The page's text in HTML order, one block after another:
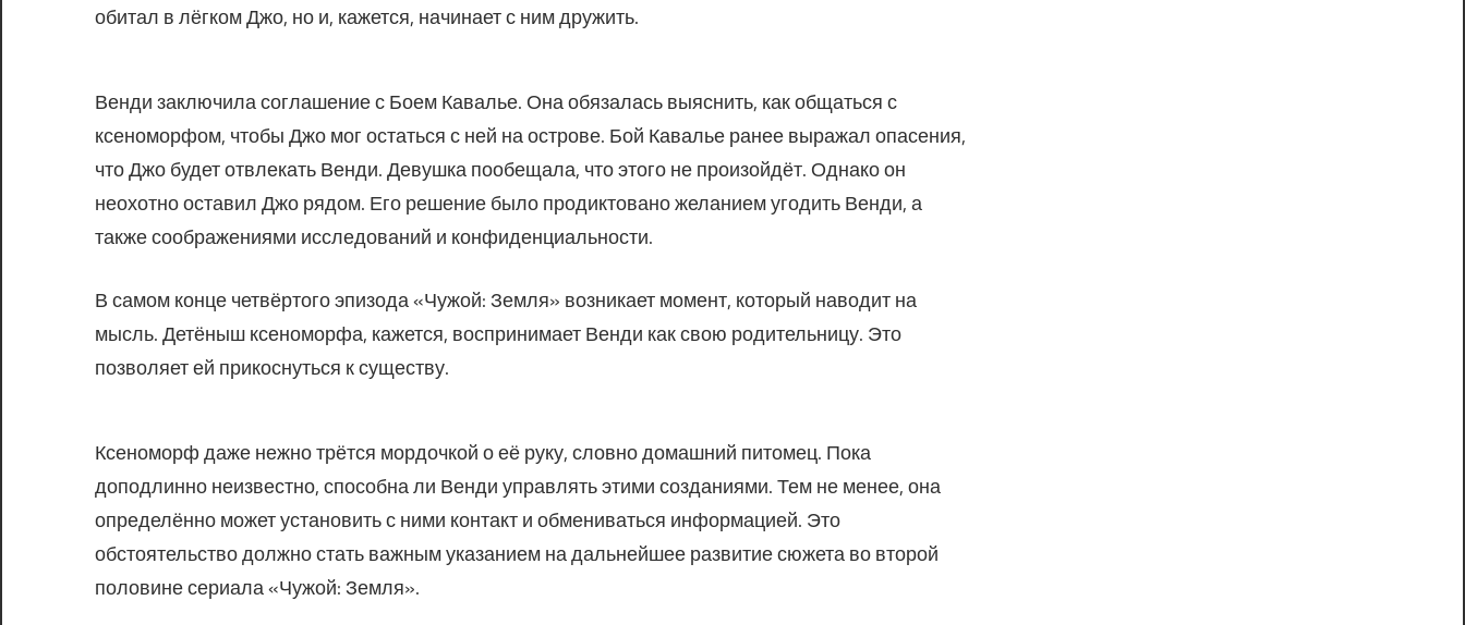
обитал в лёгком Джо, но и, кажется, начинает с ним дружить.
Венди заключила соглашение с Боем Кавалье. Она обязалась выяснить, как общаться с
ксеноморфом, чтобы Джо мог остаться с ней на острове. Бой Кавалье ранее выражал опасения,
что Джо будет отвлекать Венди. Девушка пообещала, что этого не произойдёт. Однако он
неохотно оставил Джо рядом. Его решение было продиктовано желанием угодить Венди, а
также соображениями исследований и конфиденциальности.
В самом конце четвёртого эпизода «Чужой: Земля» возникает момент, который наводит на
мысль. Детёныш ксеноморфа, кажется, воспринимает Венди как свою родительницу. Это
позволяет ей прикоснуться к существу.
Ксеноморф даже нежно трётся мордочкой о её руку, словно домашний питомец. Пока
доподлинно неизвестно, способна ли Венди управлять этими созданиями. Тем не менее, она
определённо может установить с ними контакт и обмениваться информацией. Это
обстоятельство должно стать важным указанием на дальнейшее развитие сюжета во второй
половине сериала «Чужой: Земля».